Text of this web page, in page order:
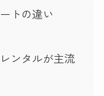
トの違い
ンタルが主流